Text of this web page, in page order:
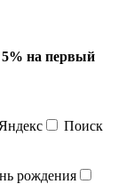
5% на первый
Поиск
рождения